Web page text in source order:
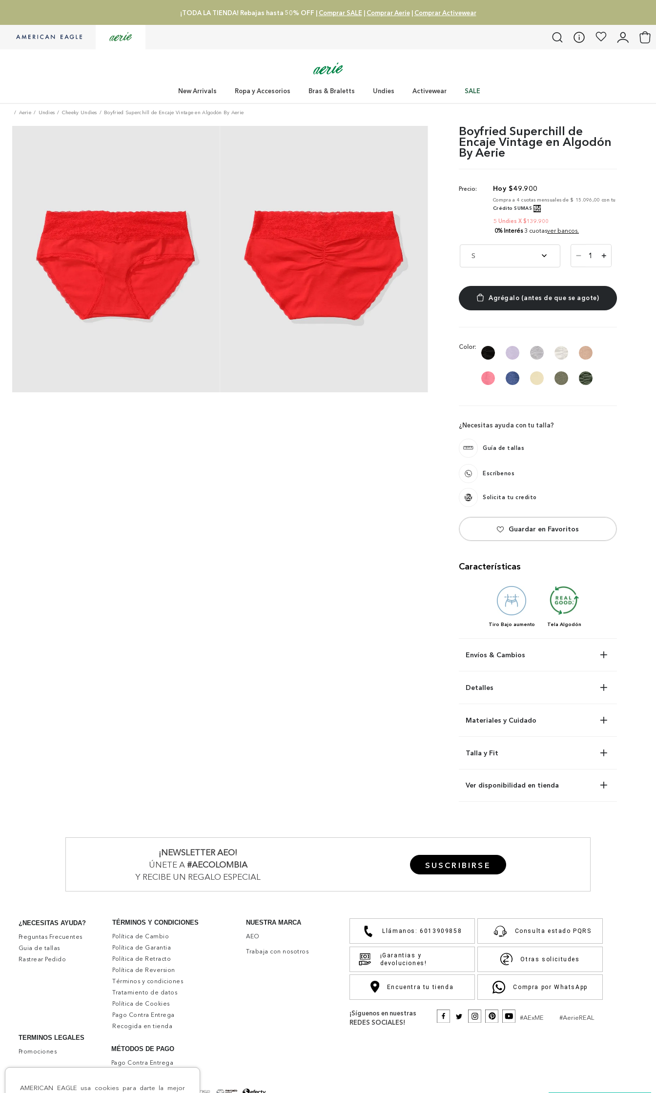
AMERICAN EAGLE usa cookies para darte la mejor
¡TODA LA TIENDA! Rebajas hasta 50% OFF | Comprar SALE | Comprar Aerie| Comprar Activewear
New Arrivals Ropa y Accesorios Bras & Braletts Undies Activewear SALE
Aerie Undies Cheeky Undies Boyfried Superchill de Encaje Vintage en Algodón By Aerie
Boyfried Superchill de
Encaje Vintage en Algodón
By Aerie
Precio: $49.900
Compra a 4 cuotas mensuales de $ 15.096,00 con tu
Crédito SUMAS
5 Undies X $139.900
0% Interés 3 cuotasver bancos.
S ＋
－
Color:
¿Necesitas ayuda con tu talla?
Guía de tallas
Escríbenos
Solicita tu credito
Características
Tiro Bajo aumento Tela Algodón
Envíos & Cambios
Detalles
Materiales y Cuidado
Talla y Fit
Ver disponibilidad en tienda
¡NEWSLETTER AEO!
ÚNETE A #AECOLOMBIA
Y RECIBE UN REGALO ESPECIAL
SUSCRIBIRSE
¿NECESITAS AYUDA?
Preguntas Frecuentes
Guia de tallas
Rastrear Pedido
TERMINOS LEGALES
Promociones
TÉRMINOS Y CONDICIONES
Política de Cambio
Política de Garantia
Política de Retracto
Política de Reversion
Términos y condiciones
Tratamiento de datos
Política de Cookies
Pago Contra Entrega
Recogida en tienda
NUESTRA MARCA
AEO
Trabaja con nosotros
MÉTODOS DE PAGO
Pago Contra Entrega
Llámanos: 6013909858 Consulta estado PQRS
¡Garantias y
devoluciones!
Otras solicitudes
Encuentra tu tienda Compra por WhatsApp
¡Síguenos en nuestras
REDES SOCIALES!
#AExME #AerieREAL